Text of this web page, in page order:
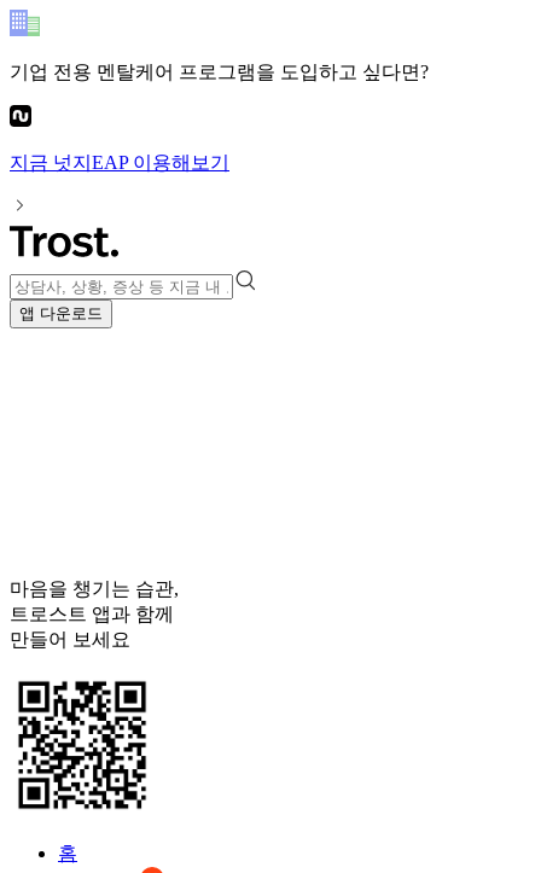
기업 전용 멘탈케어 프로그램을 도입하고 싶다면?
지금 넛지EAP이용해보기
앱 다운로드
마음을 챙기는 습관,
트로스트 앱과 함께
만들어 보세요
홈